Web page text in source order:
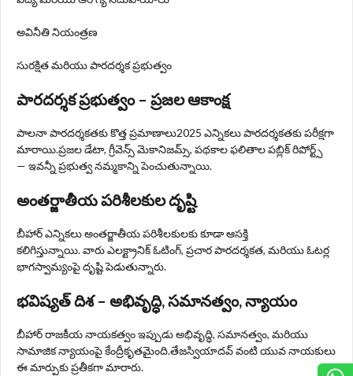
అవినీతి నియంత్రణ
సురక్షిత మరియు పారదర్శక ప్రభుత్వం
పారదర్శక ప్రభుత్వం – ప్రజల ఆకాంక్ష
పాలనా పారదర్శకతకు కొత్త ప్రమాణాలు2025 ఎన్నికలు పారదర్శకతకు పరీక్షగా
మారాయి.ప్రజల డేటా, గ్రీవెన్స్ మెకానిజమ్స్, పథకాల ఫలితాల పబ్లిక్ రిపోర్ట్స్
— ఇవన్నీ ప్రభుత్వ నమ్మకాన్ని పెంచుతున్నాయి.
అంతర్జాతీయ పరిశీలకుల దృష్టి
బీహార్ ఎన్నికలు అంతర్జాతీయ పరిశీలకులకు కూడా ఆసక్తి
కలిగిస్తున్నాయి. వారు ఎలక్ట్రానిక్ ఓటింగ్, ప్రచార పారదర్శకత, మరియు ఓటర్ల
భాగస్వామ్యంపై దృష్టి పెడుతున్నారు.
భవిష్యత్ దిశ – అభివృద్ధి, సమానత్వం, న్యాయం
బీహార్ రాజకీయ నాయకత్వం ఇప్పుడు అభివృద్ధి, సమానత్వం, మరియు
సామాజిక న్యాయంపై కేంద్రీకృతమైంది.తేజస్వియాదవ్ వంటి యువ నాయకులు
ఈ మార్పుకు ప్రతీకగా మారారు.